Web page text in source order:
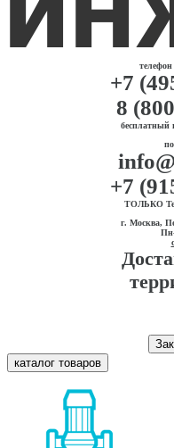
+7
8
бесплатный
+7
ТОЛЬКО
г. Москва,
каталог товаров